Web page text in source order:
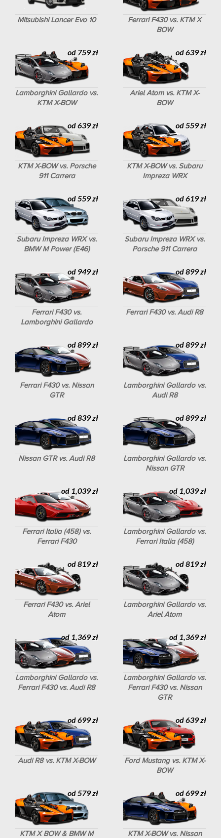
Mitsubishi Lancer Evo 10
Ferrari F430 vs. KTM X
BOW
Lamborghini Gallardo vs.
KTM X-BOW
od 759 zł
Ariel Atom vs. KTM X-
BOW
od 639 zł
KTM X-BOW vs. Porsche
911 Carrera
od 639 zł
KTM X-BOW vs. Subaru
Impreza WRX
od 559 zł
Subaru Impreza WRX vs.
BMW M Power (E46)
od 559 zł
Subaru Impreza WRX vs.
Porsche 911 Carrera
od 619 zł
Ferrari F430 vs.
Lamborghini Gallardo
od 949 zł
Ferrari F430 vs. Audi R8
od 899 zł
Ferrari F430 vs. Nissan
GTR
od 899 zł
Lamborghini Gallardo vs.
Audi R8
od 899 zł
Nissan GTR vs. Audi R8
od 839 zł
Lamborghini Gallardo vs.
Nissan GTR
od 899 zł
Ferrari Italia (458) vs.
Ferrari F430
od 1,039 zł
Lamborghini Gallardo vs.
Ferrari Italia (458)
od 1,039 zł
Ferrari F430 vs. Ariel
Atom
od 819 zł
Lamborghini Gallardo vs.
Ariel Atom
od 819 zł
Lamborghini Gallardo vs.
Ferrari F430 vs. Audi R8
od 1,369 zł
Lamborghini Gallardo vs.
Ferrari F430 vs. Nissan
GTR
od 1,369 zł
Audi R8 vs. KTM X-BOW
od 699 zł
Ford Mustang vs. KTM X-
BOW
od 639 zł
KTM X BOW & BMW M
od 579 zł
KTM X-BOW vs. Nissan
od 699 zł